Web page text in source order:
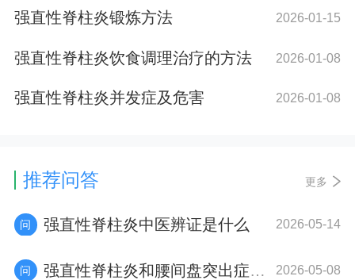
2026-01-15
强直性脊柱炎锻炼方法
2026-01-08
强直性脊柱炎饮食调理治疗的方法
2026-01-08
强直性脊柱炎并发症及危害
推荐问答 更多
2026-05-14
强直性脊柱炎中医辨证是什么
2026-05-08
强直性脊柱炎和腰间盘突出症状区别